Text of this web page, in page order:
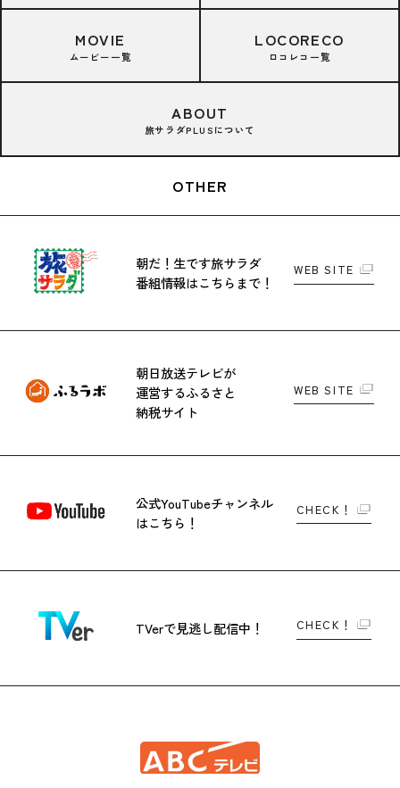
MOVIE
ムービー一覧
LOCORECO
ロコレコ一覧
ABOUT
旅サラダPLUSについて
OTHER
朝だ！生です旅サラダ
番組情報はこちらまで！
WEB SITE
朝日放送テレビが
運営するふるさと
納税サイト
WEB SITE
公式YouTubeチャンネル
はこちら！
CHECK！
TVerで見逃し配信中！ CHECK！